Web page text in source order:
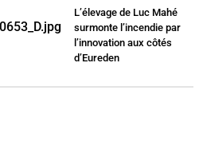
L’élevage de Luc Mahé
surmonte l’incendie par
l’innovation aux côtés
d’Eureden